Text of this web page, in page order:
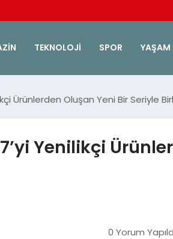
TEKNOLOJI SPOR YAŞAM
Ürünlerden Oluşan Yeni Bir Seriyle
Yenilikçi
0 Yorum